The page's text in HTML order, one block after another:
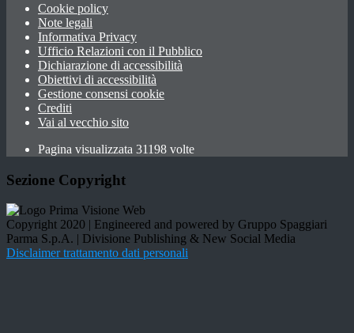
Cookie policy
Note legali
Informativa Privacy
Ufficio Relazioni con il Pubblico
Dichiarazione di accessibilità
Obiettivi di accessibilità
Gestione consensi cookie
Crediti
Vai al vecchio sito
Pagina visualizzata 31198 volte
Sezione Copyright
Copyright 2020 | Engineered and powered by Gruppo Spaggiari
Parma S.p.A. | Divisione Publishing & New Social Media
Disclaimer trattamento dati personali